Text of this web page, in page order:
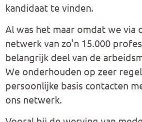
kandidaat te vinden.
Al was het maar omdat we via
netwerk van zo'n 15.000
belangrijk deel van de
We onderhouden op zeer
persoonlijke basis contacten
ons netwerk.